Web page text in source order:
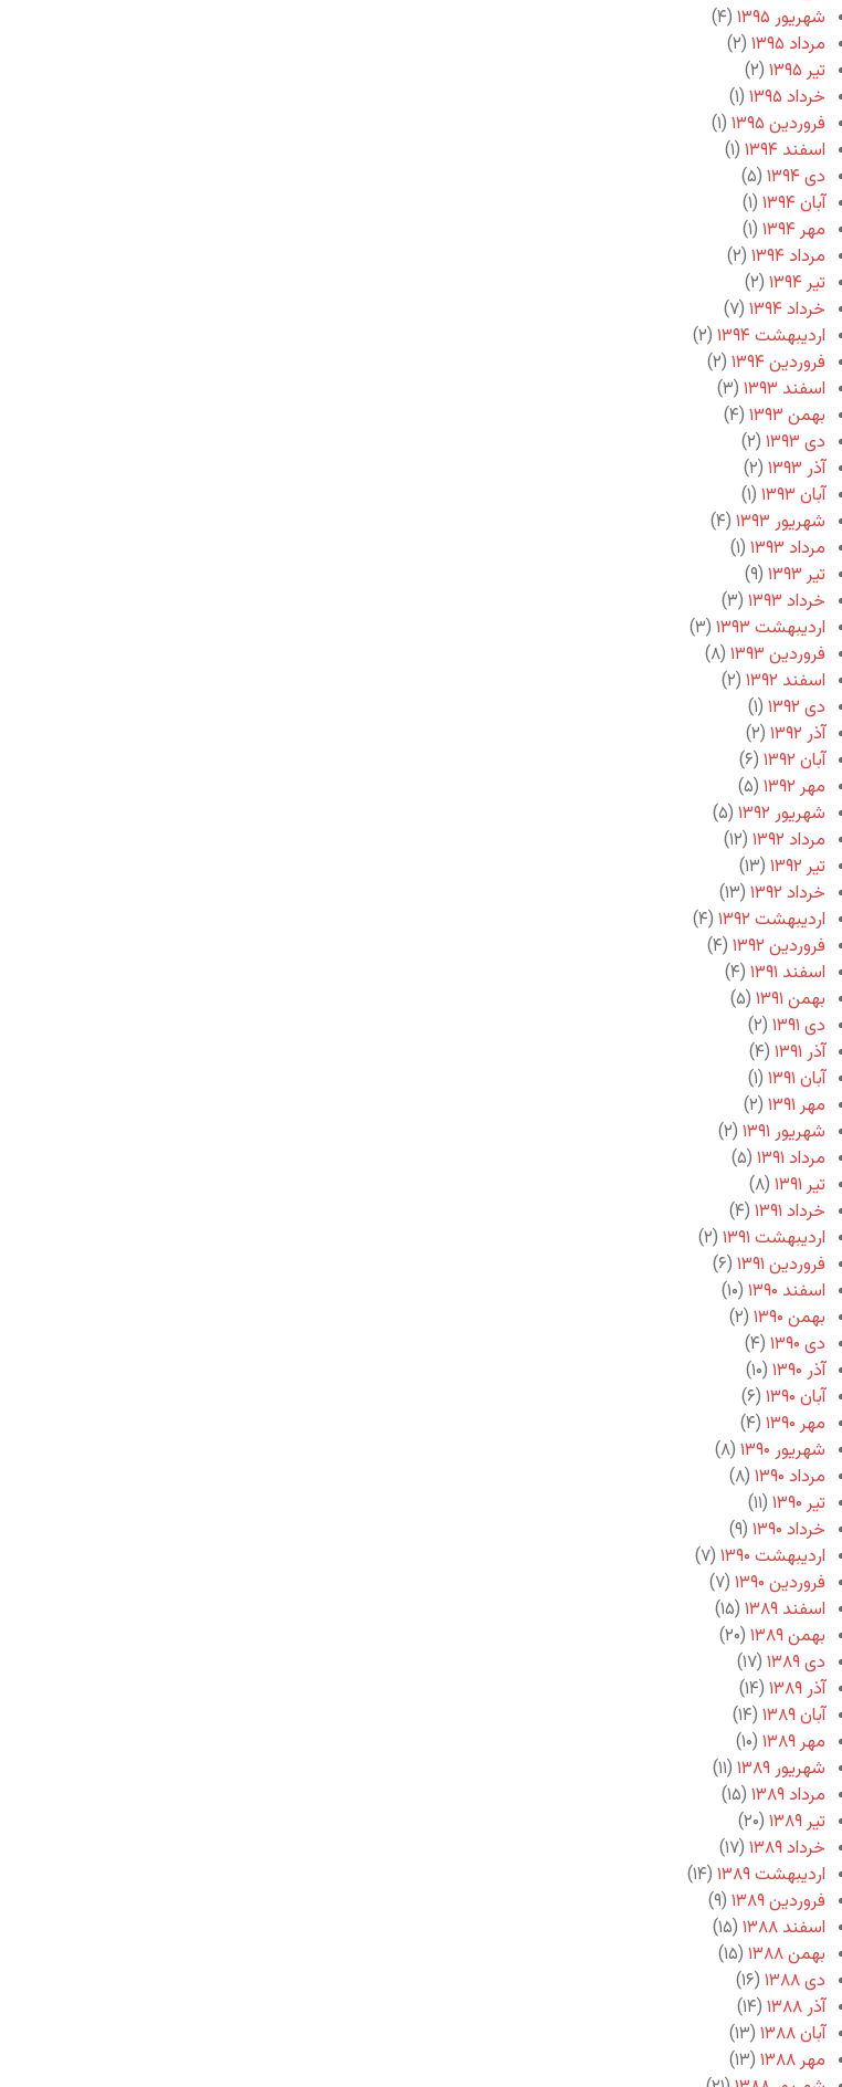
شهریور ۱۳۹۵
(۴)
مرداد ۱۳۹۵
(۲)
تیر ۱۳۹۵
(۲)
خرداد ۱۳۹۵
(۱)
فروردین ۱۳۹۵
(۱)
اسفند ۱۳۹۴
(۱)
دی ۱۳۹۴
(۵)
آبان ۱۳۹۴
(۱)
مهر ۱۳۹۴
(۱)
مرداد ۱۳۹۴
(۲)
تیر ۱۳۹۴
(۲)
خرداد ۱۳۹۴
(۷)
اردیبهشت ۱۳۹۴
(۲)
فروردین ۱۳۹۴
(۲)
اسفند ۱۳۹۳
(۳)
بهمن ۱۳۹۳
(۴)
دی ۱۳۹۳
(۲)
آذر ۱۳۹۳
(۲)
آبان ۱۳۹۳
(۱)
شهریور ۱۳۹۳
(۴)
مرداد ۱۳۹۳
(۱)
تیر ۱۳۹۳
(۹)
خرداد ۱۳۹۳
(۳)
اردیبهشت ۱۳۹۳
(۳)
فروردین ۱۳۹۳
(۸)
اسفند ۱۳۹۲
(۲)
دی ۱۳۹۲
(۱)
آذر ۱۳۹۲
(۲)
آبان ۱۳۹۲
(۶)
مهر ۱۳۹۲
(۵)
شهریور ۱۳۹۲
(۵)
مرداد ۱۳۹۲
(۱۲)
تیر ۱۳۹۲
(۱۳)
خرداد ۱۳۹۲
(۱۳)
اردیبهشت ۱۳۹۲
(۴)
فروردین ۱۳۹۲
(۴)
اسفند ۱۳۹۱
(۴)
بهمن ۱۳۹۱
(۵)
دی ۱۳۹۱
(۲)
آذر ۱۳۹۱
(۴)
آبان ۱۳۹۱
(۱)
مهر ۱۳۹۱
(۲)
شهریور ۱۳۹۱
(۲)
مرداد ۱۳۹۱
(۵)
تیر ۱۳۹۱
(۸)
خرداد ۱۳۹۱
(۴)
اردیبهشت ۱۳۹۱
(۲)
فروردین ۱۳۹۱
(۶)
اسفند ۱۳۹۰
(۱۰)
بهمن ۱۳۹۰
(۲)
دی ۱۳۹۰
(۴)
آذر ۱۳۹۰
(۱۰)
آبان ۱۳۹۰
(۶)
مهر ۱۳۹۰
(۴)
شهریور ۱۳۹۰
(۸)
مرداد ۱۳۹۰
(۸)
تیر ۱۳۹۰
(۱۱)
خرداد ۱۳۹۰
(۹)
اردیبهشت ۱۳۹۰
(۷)
فروردین ۱۳۹۰
(۷)
اسفند ۱۳۸۹
(۱۵)
بهمن ۱۳۸۹
(۲۰)
دی ۱۳۸۹
(۱۷)
آذر ۱۳۸۹
(۱۴)
آبان ۱۳۸۹
(۱۴)
مهر ۱۳۸۹
(۱۰)
شهریور ۱۳۸۹
(۱۱)
مرداد ۱۳۸۹
(۱۵)
تیر ۱۳۸۹
(۲۰)
خرداد ۱۳۸۹
(۱۷)
اردیبهشت ۱۳۸۹
(۱۴)
فروردین ۱۳۸۹
(۹)
اسفند ۱۳۸۸
(۱۵)
بهمن ۱۳۸۸
(۱۵)
دی ۱۳۸۸
(۱۶)
آذر ۱۳۸۸
(۱۴)
آبان ۱۳۸۸
(۱۳)
مهر ۱۳۸۸
(۱۳)